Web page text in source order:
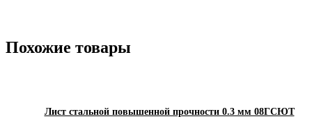
Похожие товары
Лист стальной повышенной прочности 0.3 мм 08ГСЮТ